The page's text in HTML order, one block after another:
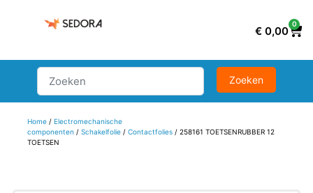
€ 0,00
0
Home/ Electromechanische
componenten / Schakelfolie/ Contactfolies/ 258161 TOETSENRUBBER 12
TOETSEN